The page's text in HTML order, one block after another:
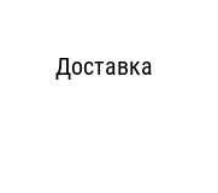
Доставка